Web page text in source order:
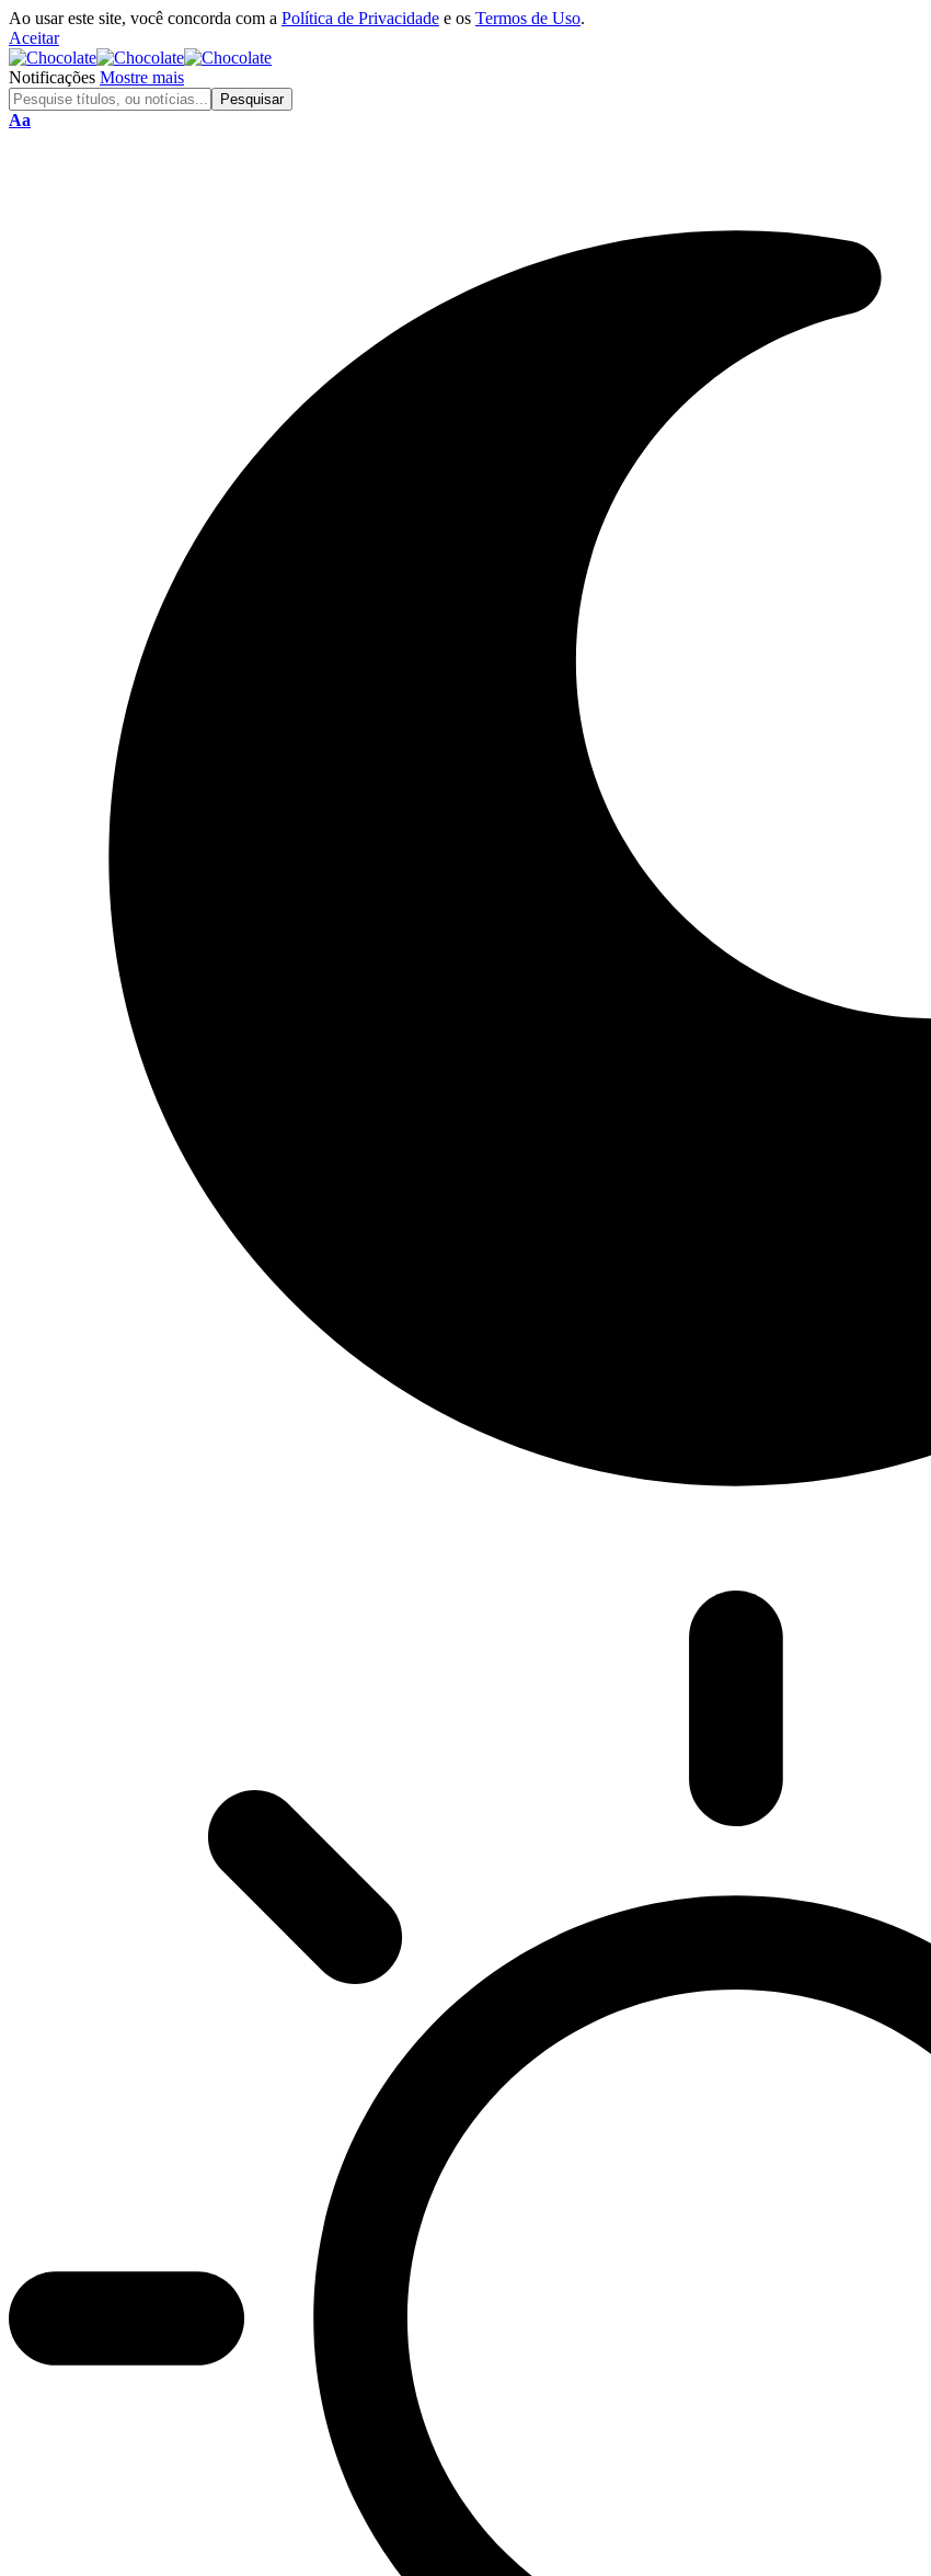
Ao usar este site, você concorda com a Política de Privacidade e os Termos de Uso.
Aceitar
Notificações Mostre mais
Aa